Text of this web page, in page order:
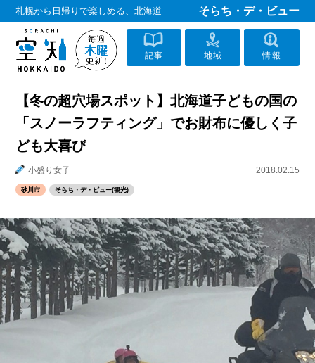
札幌から日帰りで楽しめる、北海道 そらち・デ・ビュー
記事 地域 情報
【冬の超穴場スポット】北海道子どもの国の
「スノーラフティング」でお財布に優しく子
ども大喜び
小盛り女子 2018.02.15
砂川市 そらち・デ・ビュー(観光)